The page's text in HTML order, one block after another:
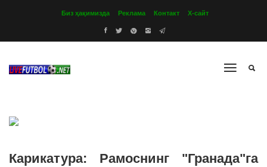
Биз ҳақимизда Реклама Контакт Х-сайт
Карикатура: Рамоснинг "Гранада"га